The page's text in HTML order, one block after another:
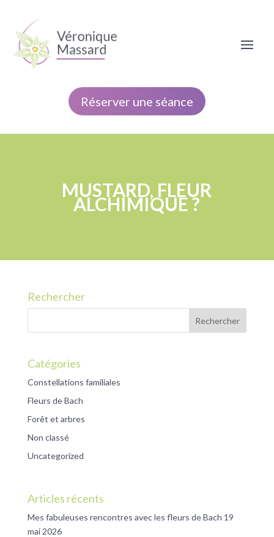
Réserver une séance
MUSTARD, FLEUR
ALCHIMIQUE ?
Rechercher
Catégories
Constellations familiales
Fleurs de Bach
Forêt et arbres
Non classé
Uncategorized
Articles récents
Mes fabuleuses rencontres avec les fleurs de Bach 19
mai 2026